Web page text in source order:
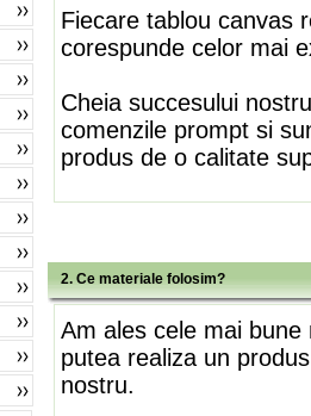
Fiecare tablou canvas
corespunde celor mai
Cheia succesului
comenzile prompt si
produs de o calitate
2. Ce materiale folosim?
Am ales cele mai
putea realiza un
nostru.